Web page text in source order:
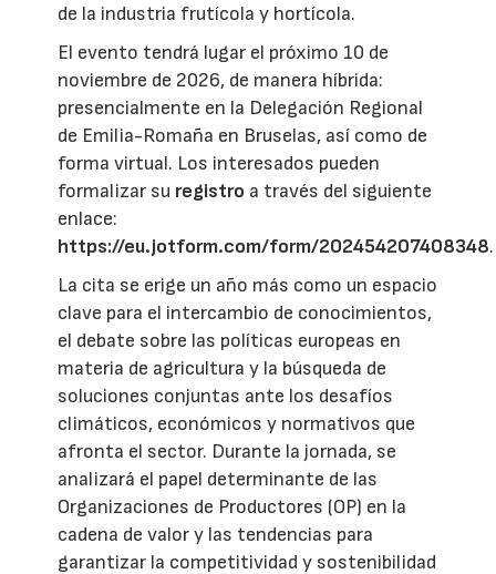
de la industria frutícola y hortícola.
El evento tendrá lugar el próximo 10 de
noviembre de 2026, de manera híbrida:
presencialmente en la Delegación Regional
de Emilia-Romaña en Bruselas, así como de
forma virtual. Los interesados pueden
formalizar su registro a través del siguiente
enlace:
https://eu.jotform.com/form/202454207408348.
La cita se erige un año más como un espacio
clave para el intercambio de conocimientos,
el debate sobre las políticas europeas en
materia de agricultura y la búsqueda de
soluciones conjuntas ante los desafíos
climáticos, económicos y normativos que
afronta el sector. Durante la jornada, se
analizará el papel determinante de las
Organizaciones de Productores (OP) en la
cadena de valor y las tendencias para
garantizar la competitividad y sostenibilidad